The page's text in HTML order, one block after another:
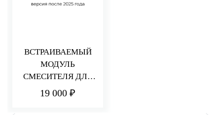
ВСТРАИВАЕМЫЙ
МОДУЛЬ
СМЕСИТЕЛЯ ДЛЯ
РАКОВИНЫ/ДУША
19 000 ₽